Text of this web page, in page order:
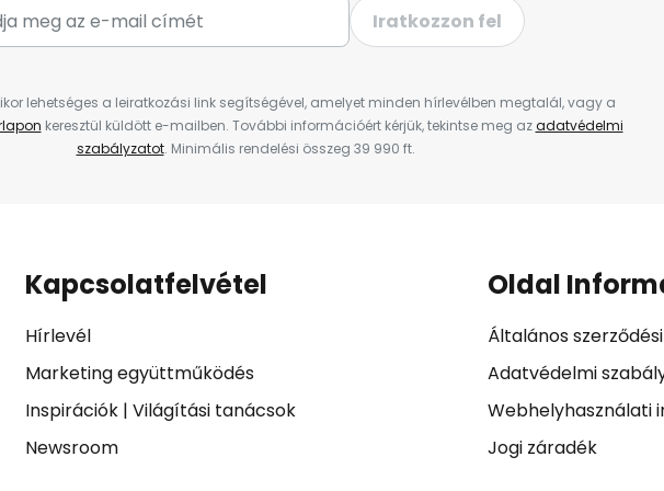
Iratkozzon fel
lehetséges a leiratkozási link segítségével, amelyet minden hírlevélben megtalál, vagy a
keresztül küldött e-mailben. További információért kérjük, tekintse meg azadatvédelmi
szabályzatot. Minimális rendelési összeg 39 990 ft.
Kapcsolatfelvétel
Hírlevél
Marketing együttműködés
Inspirációk| Világítási tanácsok
Newsroom
Oldal
Általános
Adatvédelmi
Webhelyhasználati
Jogi záradék